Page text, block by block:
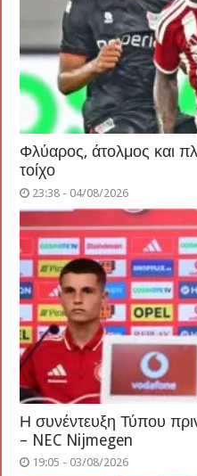
Φλύαρος, άτολμος και
τοίχο
23:38 - 04/08/2026
Η συνέντευξη Τύπου
– NEC Nijmegen
19:05 - 03/08/2026